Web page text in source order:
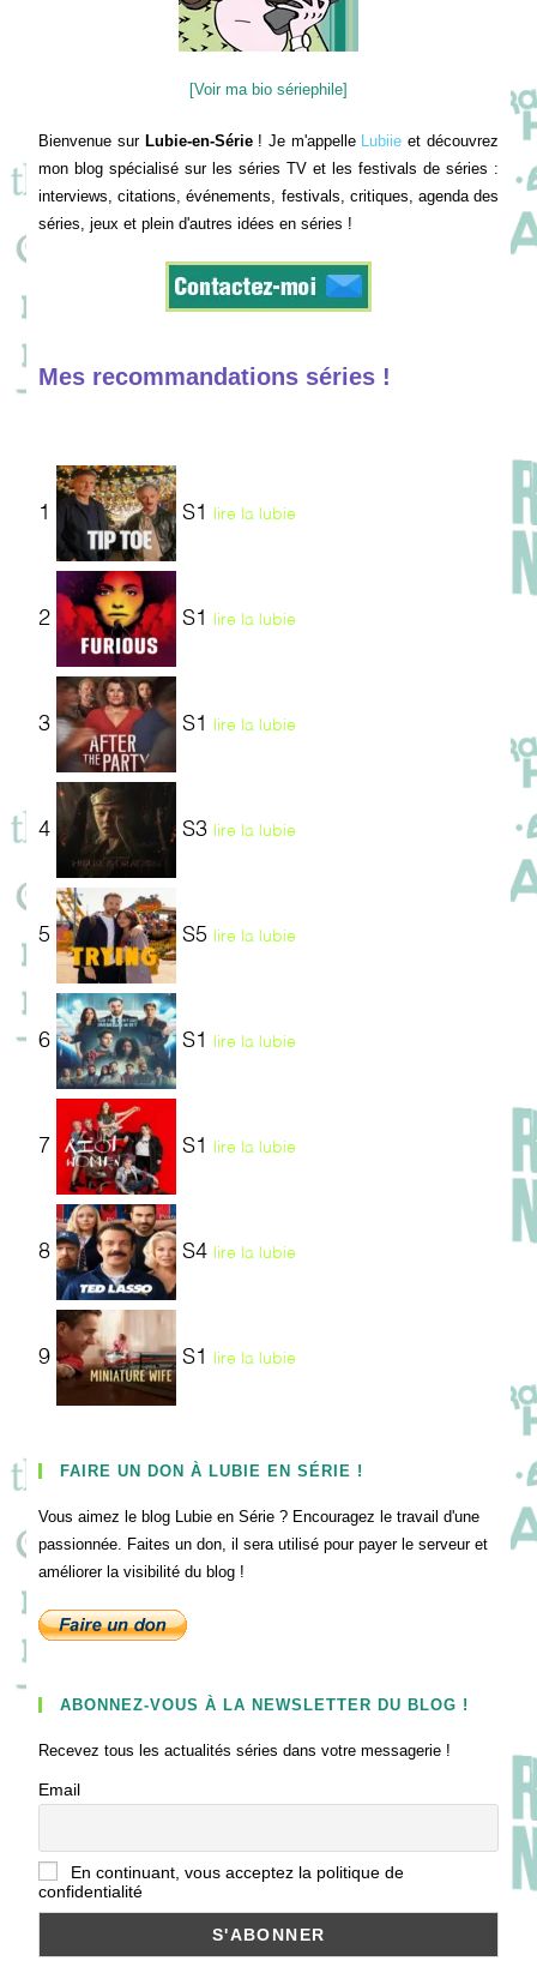
[Voir ma bio sériephile]
Bienvenue sur Lubie-en-Série! Je m'appelle Lubiie et découvrez
mon blog spécialisé sur les séries TV et les festivals de séries :
interviews, citations, événements, festivals, critiques, agenda des
séries, jeux et plein d'autres idées en séries !
Mes recommandations séries !
1 S1 lire la lubie
2 S1 lire la lubie
3 S1 lire la lubie
4 S3 lire la lubie
5 S5 lire la lubie
6 S1 lire la lubie
7 S1 lire la lubie
8 S4 lire la lubie
9 S1 lire la lubie
FAIRE UN DON À LUBIE EN SÉRIE !
Vous aimez le blog Lubie en Série ? Encouragez le travail d'une
passionnée. Faites un don, il sera utilisé pour payer le serveur et
améliorer la visibilité du blog !
ABONNEZ-VOUS À LA NEWSLETTER DU BLOG !
Recevez tous les actualités séries dans votre messagerie !
Email
En continuant, vous acceptez la politique de
confidentialité